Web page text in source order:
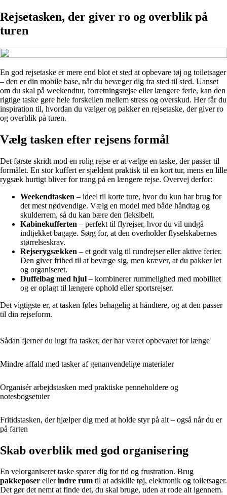
Rejsetasken, der giver ro og overblik på
turen
En god rejsetaske er mere end blot et sted at opbevare tøj og toiletsager
– den er din mobile base, når du bevæger dig fra sted til sted. Uanset
om du skal på weekendtur, forretningsrejse eller længere ferie, kan den
rigtige taske gøre hele forskellen mellem stress og overskud. Her får du
inspiration til, hvordan du vælger og pakker en rejsetaske, der giver ro
og overblik på turen.
Vælg tasken efter rejsens formål
Det første skridt mod en rolig rejse er at vælge en taske, der passer til
formålet. En stor kuffert er sjældent praktisk til en kort tur, mens en lille
rygsæk hurtigt bliver for trang på en længere rejse. Overvej derfor:
Weekendtasken – ideel til korte ture, hvor du kun har brug for
det mest nødvendige. Vælg en model med både håndtag og
skulderrem, så du kan bære den fleksibelt.
Kabinekufferten – perfekt til flyrejser, hvor du vil undgå
indtjekket bagage. Sørg for, at den overholder flyselskabernes
størrelseskrav.
Rejserygsækken – et godt valg til rundrejser eller aktive ferier.
Den giver frihed til at bevæge sig, men kræver, at du pakker let
og organiseret.
Duffelbag med hjul – kombinerer rummelighed med mobilitet
og er oplagt til længere ophold eller sportsrejser.
Det vigtigste er, at tasken føles behagelig at håndtere, og at den passer
til din rejseform.
Sådan fjerner du lugt fra tasker, der har været opbevaret for længe
Mindre affald med tasker af genanvendelige materialer
Organisér arbejdstasken med praktiske penneholdere og
notesbogsetuier
Fritidstasken, der hjælper dig med at holde styr på alt – også når du er
på farten
Skab overblik med god organisering
En velorganiseret taske sparer dig for tid og frustration. Brug
pakkeposer ellerindre rum til at adskille tøj, elektronik og toiletsager.
Det gør det nemt at finde det, du skal bruge, uden at rode alt igennem.